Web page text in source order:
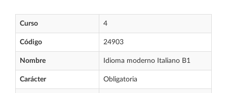
Curso 4
Código 24903
Nombre Idioma moderno Italiano B1
Carácter Obligatoria